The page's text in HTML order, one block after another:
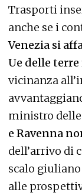
Trasporti
anche se i
Venezia si
Ue delle terre
vicinanza
ministro
e Ravenna
dell’arrivo di
scalo
alle